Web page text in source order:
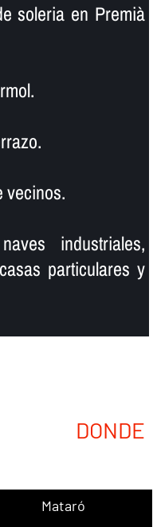
soleria en Premià
vecinos.
industriales,
particulares y
DONDE
Mataró